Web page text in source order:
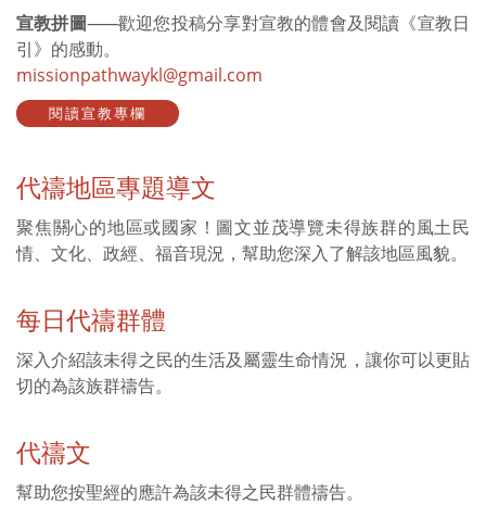
宣教拼圖——歡迎您投稿分享對宣教的體會及閱讀《宣教日
引》的感動。
missionpathwaykl@gmail.com
閱讀宣教專欄
代禱地區專題導文
聚焦關心的地區或國家！圖文並茂導覽未得族群的風土民
情、文化、政經、福音現況，幫助您深入了解該地區風貌。
每日代禱群體
深入介紹該未得之民的生活及屬靈生命情況，讓你可以更貼
切的為該族群禱告。
代禱文
幫助您按聖經的應許為該未得之民群體禱告。